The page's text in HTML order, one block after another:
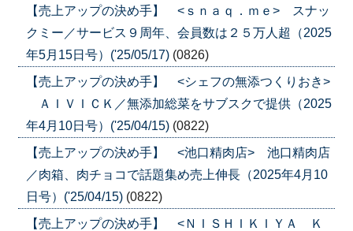
【売上アップの決め手】 <ｓｎａｑ．ｍｅ> スナッ
クミー／サービス９周年、会員数は２５万人超（2025
年5月15日号）('25/05/17) (0826)
【売上アップの決め手】 <シェフの無添つくりおき>
ＡＩＶＩＣＫ／無添加総菜をサブスクで提供（2025
年4月10日号）('25/04/15) (0822)
【売上アップの決め手】 <池口精肉店> 池口精肉店
／肉箱、肉チョコで話題集め売上伸長（2025年4月10
日号）('25/04/15) (0822)
【売上アップの決め手】 <ＮＩＳＨＩＫＩＹＡ Ｋ